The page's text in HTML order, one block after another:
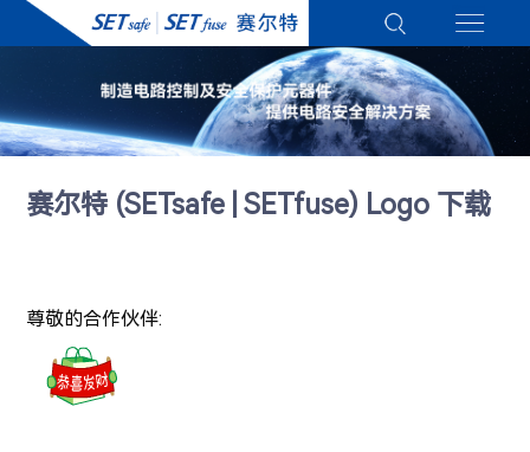
赛尔特 (SETsafe | SETfuse) Logo 下载
尊敬的合作伙伴: